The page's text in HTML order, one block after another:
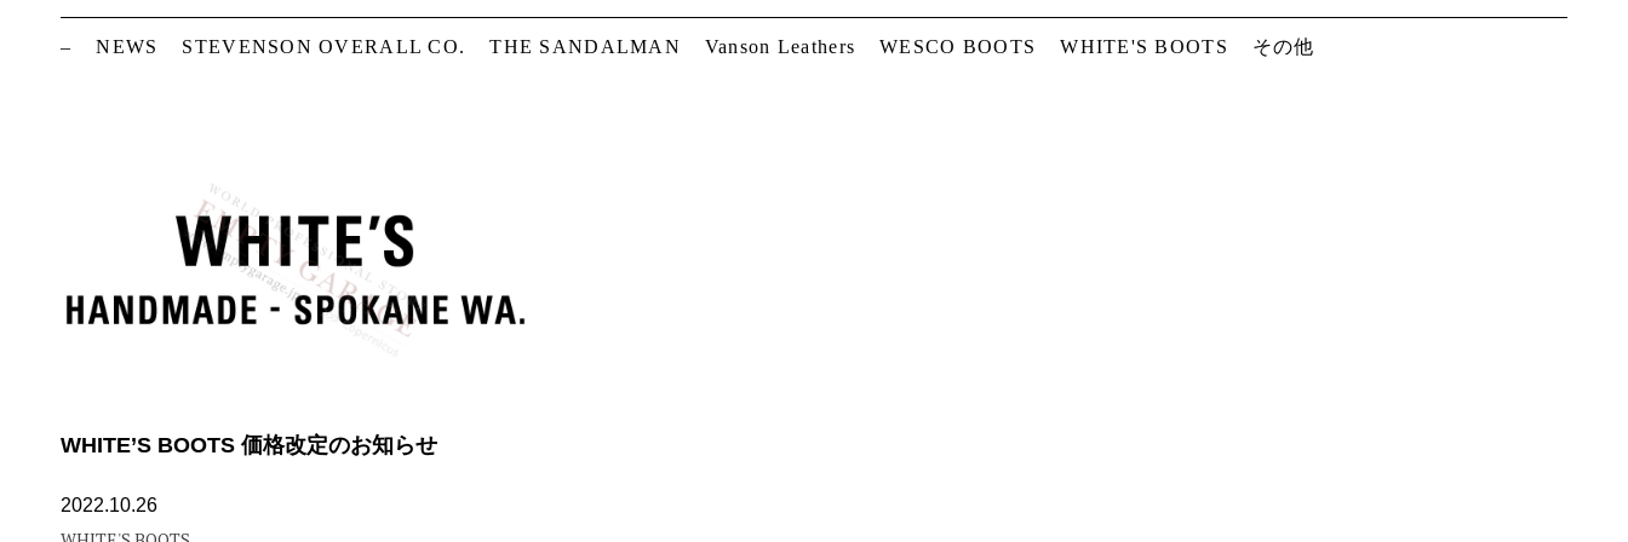
– NEWS STEVENSON OVERALL CO. THE SANDALMAN Vanson Leathers WESCO BOOTS WHITE'S BOOTS その他
WHITE’S BOOTS 価格改定のお知らせ
2022.10.26